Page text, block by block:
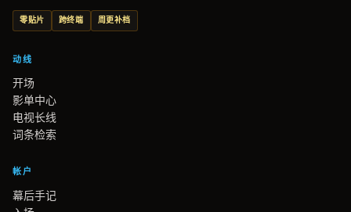
零贴片 跨终端 周更补档
动线
开场
影单中心
电视长线
词条检索
帐户
幕后手记